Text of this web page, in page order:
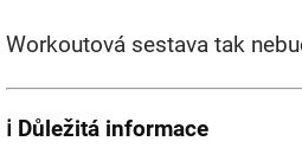
Workoutová sestava tak
ℹ️ Důležitá informace